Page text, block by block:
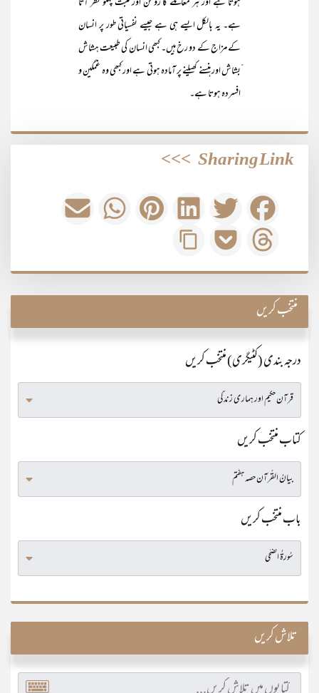
ہے۔ یہ بالکل ایسے ہی ہے جیسے نفسیاتی طور پر انسان
کے مزاج کے دو رخ ہیں۔ کبھی انسان کی طبیعت ہشاش
ّبشاش اور ہنسنے کھیلنے پر آمادہ ہوتی ہے اور کبھی وہ غمگین و
افسردہ ہوتا ہے۔
Sharing Link
>>>
منتخب کریں
درجہ بندی (کٹیگری) منتخب کریں
کتاب منتخب کریں
باب منتخب کریں
تلاش کریں